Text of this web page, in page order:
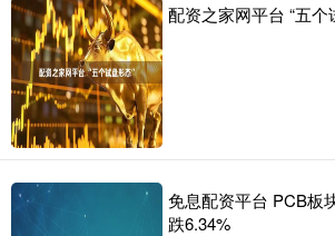
配资之家网平台 “五个
免息配资平台 PCB板
跌6.34%